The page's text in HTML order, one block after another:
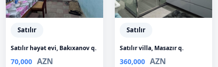
Satılır
Satılır həyət evi, Bakıxanov q.
70,000 AZN
Satılır
Satılır villa, Masazır q.
360,000 AZN